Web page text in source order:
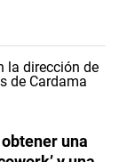
una